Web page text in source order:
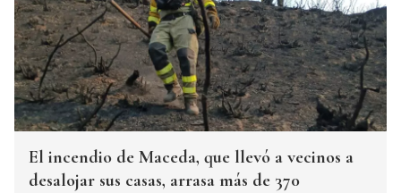
El incendio de Maceda, que llevó a vecinos a
desalojar sus casas, arrasa más de 370